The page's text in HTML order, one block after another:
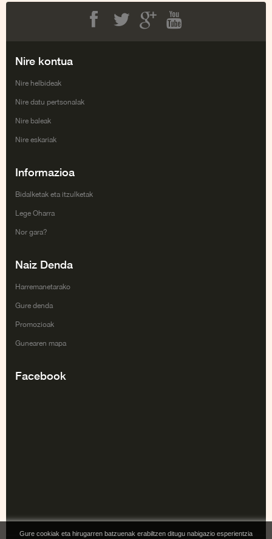
Nire kontua
Nire helbideak
Nire datu pertsonalak
Nire baleak
Nire eskariak
Informazioa
Bidalketak eta itzulketak
Lege Oharra
Nor gara?
Naiz Denda
Harremanetarako
Gure denda
Promozioak
Gunearen mapa
Facebook
Gure cookiak eta hirugarren batzuenak erabiltzen ditugu nabigazio esperientzia